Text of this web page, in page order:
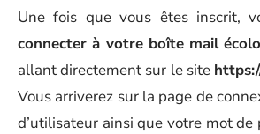
Une fois que vous êtes inscrit,
connecter à votre boîte mail
allant directement sur le site
Vous arriverez sur la page de
d’utilisateur ainsi que votre mot de